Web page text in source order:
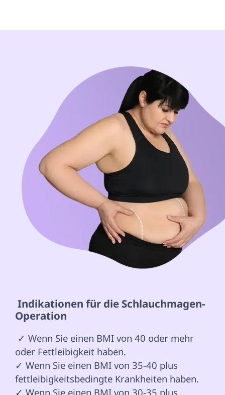
Operation
oder Fettleibigkeit haben.
✓ Wenn Sie einen BMI von 35-40 plus
fettleibigkeitsbedingte Krankheiten haben.
✓ Wenn Sie einen BMI von 30-35 plus